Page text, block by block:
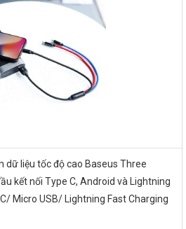
dữ liệu tốc độ cao Baseus Three
kết nối Type C, Android và Lightning
Micro USB/ Lightning Fast Charging